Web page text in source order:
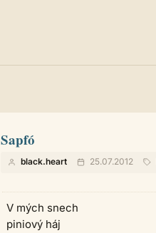
Sapfó
black.heart 25.07.2012
V mých snech
piniový háj